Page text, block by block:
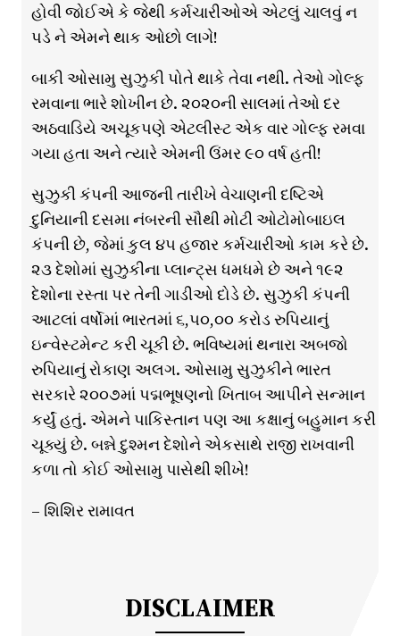
હોવી જોઈએ કે જેથી કર્મચારીઓએ એટલું ચાલવું ન
પડે ને એમને થાક ઓછો લાગે!
બાકી ઓસામુ સુઝુકી પોતે થાકે તેવા નથી. તેઓ ગોલ્ફ
રમવાના ભારે શોખીન છે. ૨૦૨૦ની સાલમાં તેઓ દર
અઠવાડિયે અચૂકપણે એટલીસ્ટ એક વાર ગોલ્ફ રમવા
ગયા હતા અને ત્યારે એમની ઉંમર ૯૦ વર્ષ હતી!
સુઝુકી કંપની આજની તારીખે વેચાણની દષ્ટિએ
દુનિયાની દસમા નંબરની સૌથી મોટી ઓટોમોબાઇલ
કંપની છે, જેમાં કુલ ૪૫ હજાર કર્મચારીઓ કામ કરે છે.
૨૩ દેશોમાં સુઝુકીના પ્લાન્ટ્સ ધમધમે છે અને ૧૯૨
દેશોના રસ્તા પર તેની ગાડીઓ દોડે છે. સુઝુકી કંપની
આટલાં વર્ષોમાં ભારતમાં ૬,૫૦,૦૦ કરોડ રુપિયાનું
ઇન્વેસ્ટમેન્ટ કરી ચૂકી છે. ભવિષ્યમાં થનારા અબજો
રુપિયાનું રોકાણ અલગ. ઓસામુ સુઝુકીને ભારત
સરકારે ૨૦૦૭માં પદ્મભૂષણનો ખિતાબ આપીને સન્માન
કર્યું હતું. એમને પાકિસ્તાન પણ આ કક્ષાનું બહુમાન કરી
ચૂક્યું છે. બન્ને દુશ્મન દેશોને એકસાથે રાજી રાખવાની
કળા તો કોઈ ઓસામુ પાસેથી શીખે!
– શિશિર રામાવત
DISCLAIMER